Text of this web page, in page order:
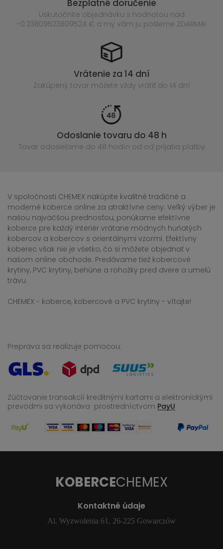
Bezplatné doručenie
Uskutočnite objednávku s hodnotou nad
-0.23809523809524 € a my vám ju pošleme ZDARMA!
Vrátenie za 14 dní
Zakúpený tovar môžete vždy vrátiť do 14 dní
Odoslanie tovaru do 48 h
Tovar odosielame do 48 hodín od od prijatia platby
V spoločnosti CHEMEX nakúpite kvalitné tradičné a
moderné koberce online za atraktívne ceny. Veľký výber je
našou najväčšou prednosťou, ponúkame efektívne
koberce pre každý interiér vrátane módnych huňatých
kobercov a kobercov s orientálnymi vzormi. Efektívny
koberec však nie je všetko, čo si môžete objednať v
našom online obchode. Predávame tiež kobercové
krytiny, PVC krytiny, behúne a rohožky pred dvere a umelú
trávu.
CHEMEX - koberce, kobercové a PVC krytiny - vítajte!
Preprava sa realizuje pomocou:
Zúčtovanie transakcií kreditnými kartami a elektronickými
prevodmi sa vykonáva prostredníctvom PayU
KOBERCECHEMEX
Kontaktné údaje
Al. Wyzwolenia 61, 26-225 Gowarczów